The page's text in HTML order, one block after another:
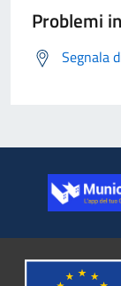
Problemi
Segnala